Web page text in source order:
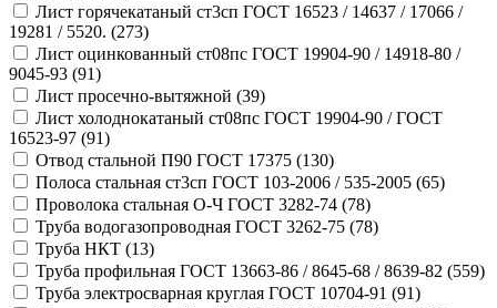
Лист горячекатаный ст3сп ГОСТ 16523 / 14637 / 17066 /
19281 / 5520. (273)
Лист оцинкованный ст08пс ГОСТ 19904-90 / 14918-80 /
9045-93 (91)
Лист просечно-вытяжной (39)
Лист холоднокатаный ст08пс ГОСТ 19904-90 / ГОСТ
16523-97 (91)
Отвод стальной П90 ГОСТ 17375 (130)
Полоса стальная ст3сп ГОСТ 103-2006 / 535-2005 (65)
Проволока стальная О-Ч ГОСТ 3282-74 (78)
Труба водогазопроводная ГОСТ 3262-75 (78)
Труба НКТ (13)
Труба профильная ГОСТ 13663-86 / 8645-68 / 8639-82 (559)
Труба электросварная круглая ГОСТ 10704-91 (91)